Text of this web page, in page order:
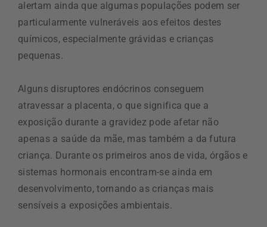
alertam ainda que algumas populações podem ser
particularmente vulneráveis aos efeitos destes
químicos, especialmente grávidas e crianças
pequenas.
Alguns disruptores endócrinos conseguem
atravessar a placenta, o que significa que a
exposição durante a gravidez pode afetar não
apenas a saúde da mãe, mas também a da futura
criança. Durante os primeiros anos de vida, órgãos e
sistemas hormonais encontram-se ainda em
desenvolvimento, tornando as crianças mais
sensíveis a exposições ambientais.